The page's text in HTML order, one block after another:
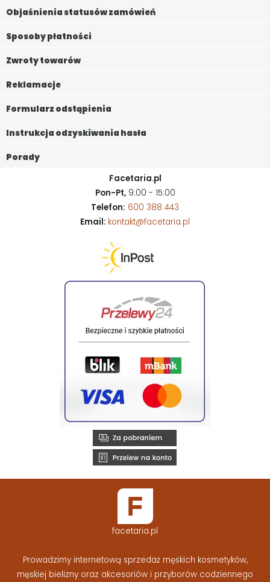
Objaśnienia statusów zamówień
Sposoby płatności
Zwroty towarów
Reklamacje
Formularz odstąpienia
Instrukcja odzyskiwania hasła
Porady
Facetaria.pl
Pon-Pt,9:00 - 15:00
Telefon: 600 388 443
Email: kontakt@facetaria.pl
facetaria.pl
Prowadzimy internetową sprzedaż męskich kosmetyków,
męskiej bielizny oraz akcesoriów i przyborów codziennego